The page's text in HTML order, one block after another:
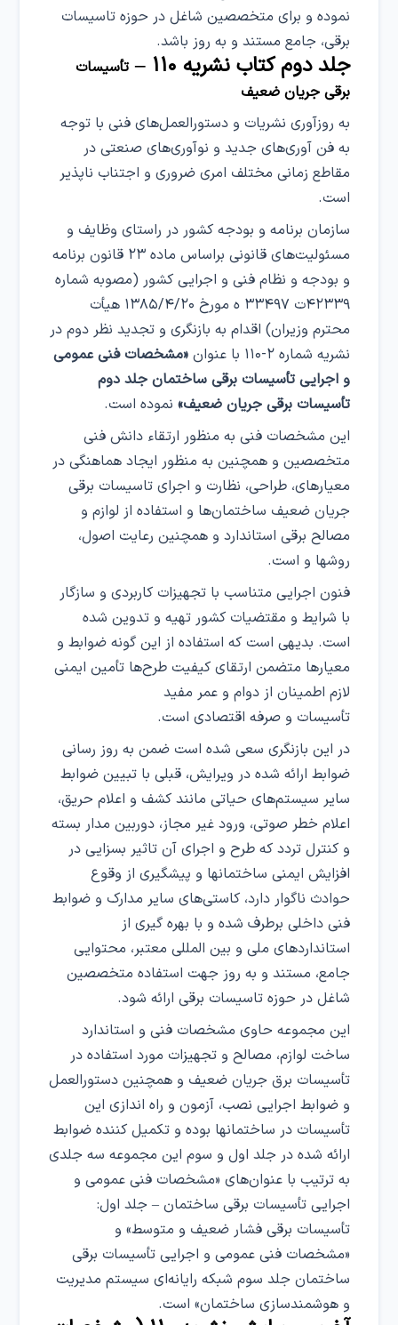
نموده و برای متخصصین شاغل در حوزه تاسیسات
برقی، جامع مستند و به روز باشد.
جلد دوم کتاب نشریه ۱۱۰ –
تأسیسات
برقی جریان ضعیف
به روزآوری نشریات و دستورالعمل‌های فنی با توجه
به فن آوری‌های جدید و نوآوری‌های صنعتی در
مقاطع زمانی مختلف امری ضروری و اجتناب ناپذیر
است.
سازمان برنامه و بودجه کشور در راستای وظایف و
مسئولیت‌های قانونی براساس ماده ۲۳ قانون برنامه
و بودجه و نظام فنی و اجرایی کشور (مصوبه شماره
۴۲۳۳۹ت ۳۳۴۹۷ ه مورخ ۱۳۸۵/۴/۲۰ هیأت
محترم وزیران) اقدام به بازنگری و تجدید نظر دوم در
نشریه شماره ۲-۱۱۰ با عنوان
«مشخصات فنی عمومی
و اجرایی تأسیسات برقی ساختمان جلد دوم
تأسیسات برقی جریان ضعیف» نموده است.
این مشخصات فنی به منظور ارتقاء دانش فنی
متخصصین و همچنین به منظور ایجاد هماهنگی در
معیارهای، طراحی، نظارت و اجرای تاسیسات برقی
جریان ضعیف ساختمان‌ها و استفاده از لوازم و
مصالح برقی استاندارد و همچنین رعایت اصول،
روشها و است.
فنون اجرایی متناسب با تجهیزات کاربردی و سازگار
با شرایط و مقتضیات کشور تهیه و تدوین شده
است. بدیهی است که استفاده از این گونه ضوابط و
معیارها متضمن ارتقای کیفیت طرح‌ها تأمین ایمنی
لازم اطمینان از دوام و عمر مفید
تأسیسات و صرفه اقتصادی است.
در این بازنگری سعی شده است ضمن به روز رسانی
ضوابط ارائه شده در ویرایش، قبلی با تبیین ضوابط
سایر سیستم‌های حیاتی مانند کشف و اعلام حریق،
اعلام خطر صوتی، ورود غیر مجاز، دوربین مدار بسته
و کنترل تردد که طرح و اجرای آن تاثیر بسزایی در
افزایش ایمنی ساختمانها و پیشگیری از وقوع
حوادث ناگوار دارد، کاستی‌های سایر مدارک و ضوابط
فنی داخلی برطرف شده و با بهره گیری از
استانداردهای ملی و بین المللی معتبر، محتوایی
جامع، مستند و به روز جهت استفاده متخصصین
شاغل در حوزه تاسیسات برقی ارائه شود.
این مجموعه حاوی مشخصات فنی و استاندارد
ساخت لوازم، مصالح و تجهیزات مورد استفاده در
تأسیسات برق جریان ضعیف و همچنین دستورالعمل
و ضوابط اجرایی نصب، آزمون و راه اندازی این
تأسیسات در ساختمانها بوده و تکمیل کننده ضوابط
ارائه شده در جلد اول و سوم این مجموعه سه جلدی
به ترتیب با عنوان‌های «مشخصات فنی عمومی و
اجرایی تأسیسات برقی ساختمان – جلد اول:
تأسیسات برقی فشار ضعیف و متوسط» و
«مشخصات فنی عمومی و اجرایی تأسیسات برقی
ساختمان جلد سوم شبکه رایانه‌ای سیستم مدیریت
و هوشمندسازی ساختمان» است.